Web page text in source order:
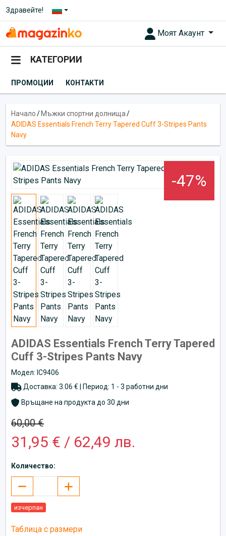
Здравейте!
Моят Акаунт
КАТЕГОРИИ
ПРОМОЦИИ КОНТАКТИ
Начало/ Мъжки спортни долнища/
ADIDAS Essentials French Terry Tapered Cuff 3-Stripes Pants
Navy
-47%
ADIDAS Essentials French Terry Tapered
Cuff 3-Stripes Pants Navy
Модел: IC9406
Доставка: 3.06 € | Период: 1 - 3 работни дни
Връщане на продукта до 30 дни
60,00 €
31,95 € / 62,49 лв.
Количество:
изчерпан
Таблица с размери